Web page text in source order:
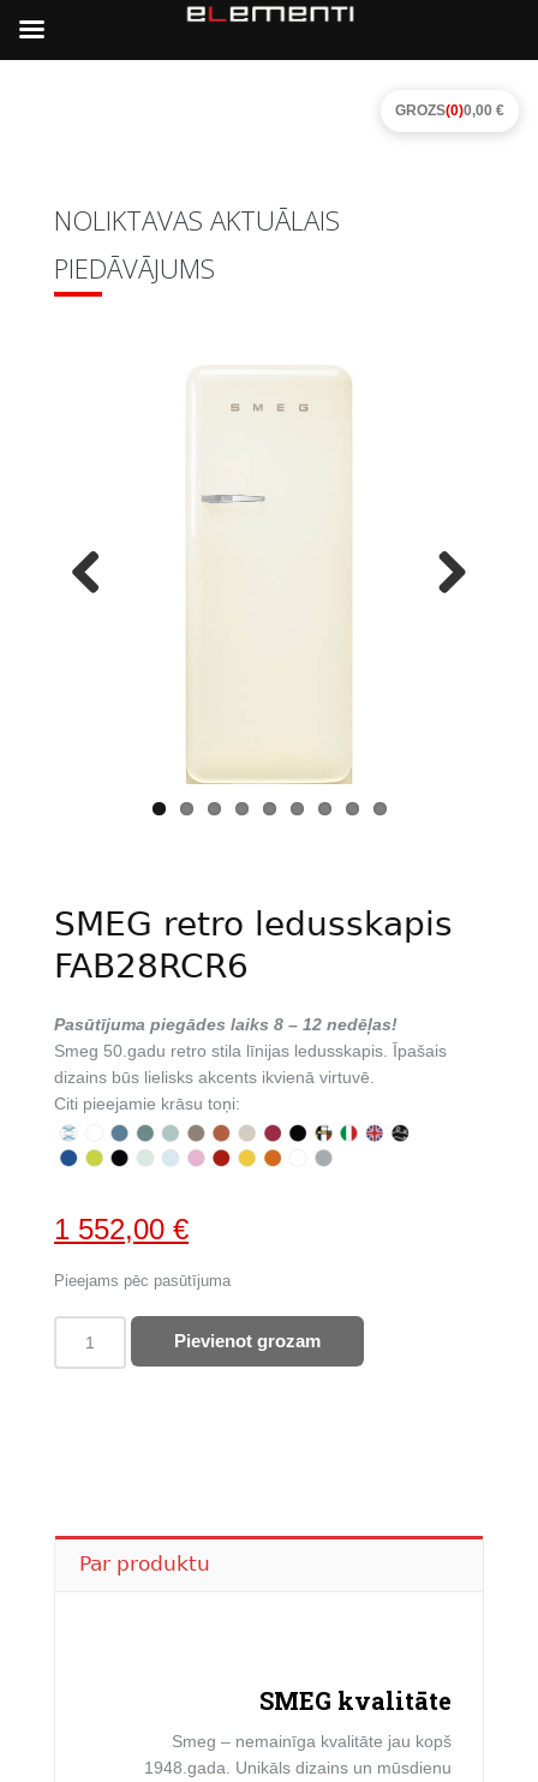
NOLIKTAVAS AKTUĀLAIS
PIEDĀVĀJUMS
SMEG retro ledusskapis
FAB28RCR6
Pasūtījuma piegādes laiks 8 – 12 nedēļas!
Smeg 50.gadu retro stila līnijas ledusskapis. Īpašais
dizains būs lielisks akcents ikvienā virtuvē.
Citi pieejamie krāsu toņi:
Original
827,00 €.
1 552,00 €Current
1
552,00 €.
Pieejams pēc pasūtījuma
retro
Pievienot grozam
Par produktu
SMEG kvalitāte
Smeg – nemainīga kvalitāte jau kopš
1948.gada. Unikāls dizains un mūsdienu
GROZS(0)0,00 €